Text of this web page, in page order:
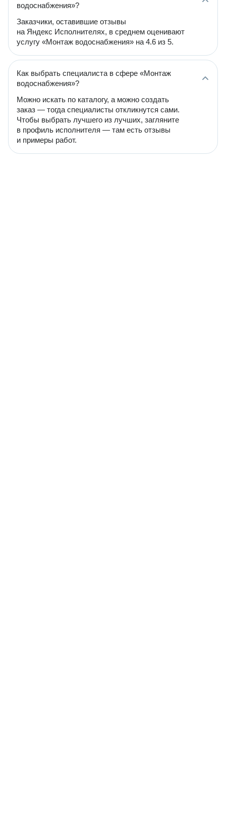
водоснабжения»?
Заказчики, оставившие отзывы
на Яндекс Исполнителях, в среднем оценивают
услугу «Монтаж водоснабжения» на 4.6 из 5.
Как выбрать специалиста в сфере «Монтаж
водоснабжения»?
Можно искать по каталогу, а можно создать
заказ — тогда специалисты откликнутся сами.
Чтобы выбрать лучшего из лучших, загляните
в профиль исполнителя — там есть отзывы
и примеры работ.